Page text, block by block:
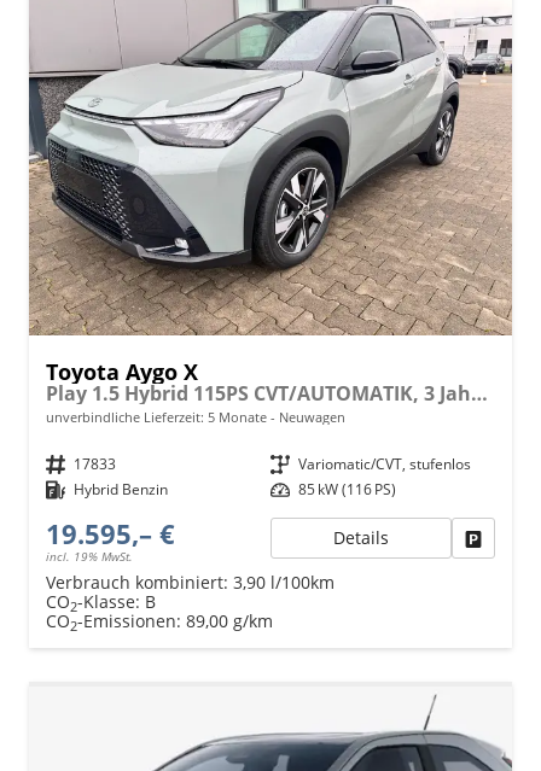
Toyota Aygo X
Play 1.5 Hybrid 115PS CVT/AUTOMATIK, 3 Jahre Garantie, 17" Alufelgen, Sitzheizung, Rückfahrkamera, Klimaautomatik, Audiosystem 9" + Smartphone-Integration, Lederlenkrad, ACC, ZV mit Fernbedienung
unverbindliche Lieferzeit: 5 Monate Neuwagen
Fahrzeugnr. 17833 Getriebe Variomatic/CVT, stufenlos
Kraftstoff Hybrid Benzin Leistung 85 kW (116 PS)
19.595,– €
incl. 19% MwSt.
Details
Verbrauch kombiniert: 3,90 l/100km
CO2-Klasse: B
CO2-Emissionen: 89,00 g/km